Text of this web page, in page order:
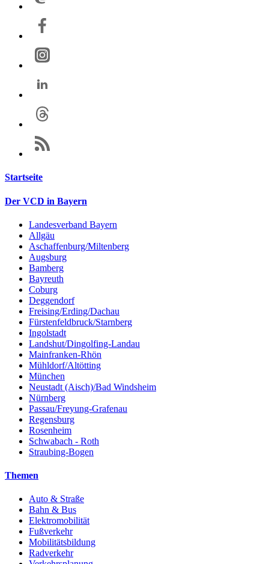
Startseite
Der VCD in Bayern
Landesverband Bayern
Allgäu
Aschaffenburg/Miltenberg
Augsburg
Bamberg
Bayreuth
Coburg
Deggendorf
Freising/Erding/Dachau
Fürstenfeldbruck/Starnberg
Ingolstadt
Landshut/Dingolfing-Landau
Mainfranken-Rhön
Mühldorf/Altötting
München
Neustadt (Aisch)/Bad Windsheim
Nürnberg
Passau/Freyung-Grafenau
Regensburg
Rosenheim
Schwabach - Roth
Straubing-Bogen
Themen
Auto & Straße
Bahn & Bus
Elektromobilität
Fußverkehr
Mobilitätsbildung
Radverkehr